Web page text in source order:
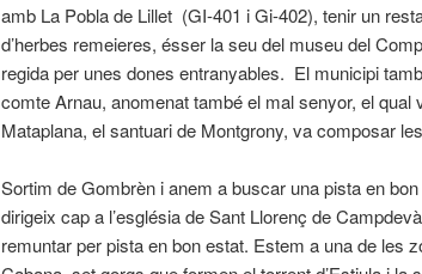
amb La Pobla de Lillet (GI-401 i Gi-402), tenir un
d’herbes remeieres, ésser la seu del museu del
regida per unes dones entranyables. El municipi
comte Arnau, anomenat també el mal senyor, el
Mataplana, el santuari de Montgrony, va composar
Sortim de Gombrèn i anem a buscar una pista en
dirigeix cap a l’església de Sant Llorenç de
remuntar per pista en bon estat. Estem a una de les